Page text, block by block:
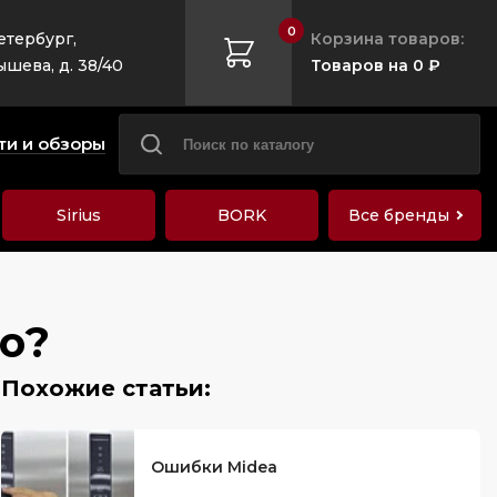
д. 38/40
0
Корзина товаров:
Товаров на 0 ₽
и обзоры
Sirius BORK Все бренды
Ошибки Midea